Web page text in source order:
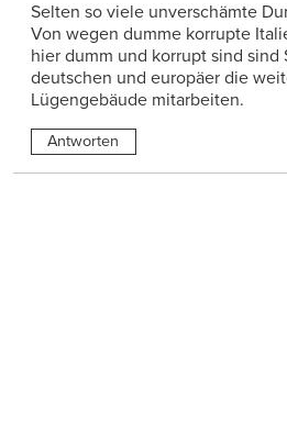
Selten so viele unverschämte
Von wegen dumme korrupte
hier dumm und korrupt sind sind
deutschen und europäer die
Lügengebäude mitarbeiten.
Antworten